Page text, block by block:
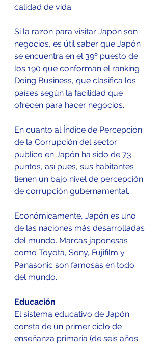
calidad de vida.
Si la razón para visitar Japón son
negocios, es útil saber que Japón
se encuentra en el 39º puesto de
los 190 que conforman el ranking
Doing Business, que clasifica los
países según la facilidad que
ofrecen para hacer negocios.
En cuanto al Índice de Percepción
de la Corrupción del sector
público en Japón ha sido de 73
puntos, así pues, sus habitantes
tienen un bajo nivel de percepción
de corrupción gubernamental.
Económicamente, Japón es uno
de las naciones más desarrolladas
del mundo. Marcas japonesas
como Toyota, Sony, Fujifilm y
Panasonic son famosas en todo
del mundo.
Educación
El sistema educativo de Japón
consta de un primer ciclo de
enseñanza primaria (de seis años